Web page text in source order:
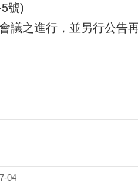
號)
議之進行，並另行公告
04